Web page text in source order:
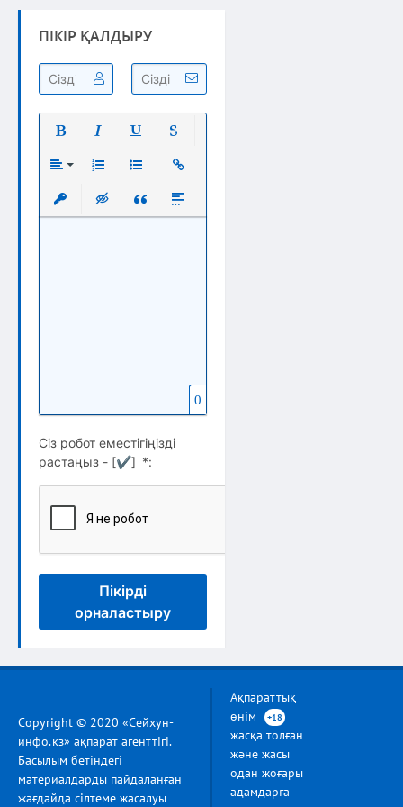
ПІКІР ҚАЛДЫРУ
Вставить защищенную ссылку
Вставка скрытого текста
Вставка цитаты
Вставка спойлера
0
Сіз робот еместігіңізді
растаңыз - [✔] *:
Пікірді
орналастыру
Copyright © 2020 «Сейхун-
инфо.кз» ақпарат агенттігі.
Басылым бетіндегі
материалдарды пайдаланған
жағдайда сілтеме жасалуы
Ақпараттық
өнім
+18
жасқа толған
және жасы
одан жоғары
адамдарға